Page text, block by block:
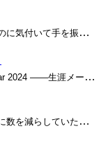
サークル室に来たミーコは、私が先に来ているのに気付いて手を振った。ブラウンのボアブルゾンと白いアランニットの柔らかさが、はっきりしたコントラストで縁取られて彼女を包んでいる。この下に同性の私でさえ包み込まれたくなる大きな胸が隠れていることは、少なくとも夏合宿に来たことがある部員た...
2024年度筑波大学文芸部【新】 Advent Calendar 2024 ――生涯メールアドレスのトラブルについて、もう一つお伝えしなければいけないことがあります。そうです。利用容量超過の件です。さっきあなたは写真のバックアップでドライブを既に100GB以上使っていて、どこに...
世界的な松線虫の流行で、マツ科の樹木が急速に数を減らしていた。高砂地区の盆栽協会によれば、地域内の七十パーセントの松柏類が枯れ、残りの三十パーセントのうち半分には生育への影響が出ている。盆栽はこの開発過剰な都市で緑を所有するほぼ唯一の手段だったのもあり、人々は枯れた根張りを見て激...